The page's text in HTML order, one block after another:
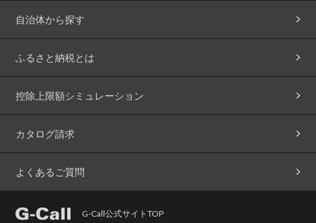
自治体から探す
ふるさと納税とは
控除上限額シミュレーション
カタログ請求
よくあるご質問
G-Call公式サイトTOP